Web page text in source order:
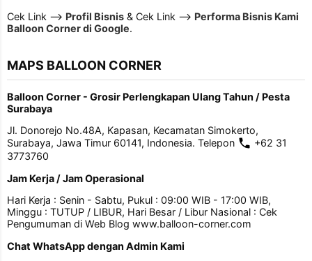
Cek Link --> Profil Bisnis & Cek Link --> Performa Bisnis Kami
Balloon Corner di Google.
MAPS BALLOON CORNER
Balloon Corner - Grosir Perlengkapan Ulang Tahun / Pesta
Surabaya
Jl. Donorejo No.48A, Kapasan, Kecamatan Simokerto,
Surabaya, Jawa Timur 60141, Indonesia. Telepon
+62 31
3773760
Jam Kerja / Jam Operasional
Hari Kerja : Senin - Sabtu, Pukul : 09:00 WIB - 17:00 WIB,
Minggu : TUTUP / LIBUR, Hari Besar / Libur Nasional : Cek
Pengumuman di Web Blog www.balloon-corner.com
Chat WhatsApp dengan Admin Kami